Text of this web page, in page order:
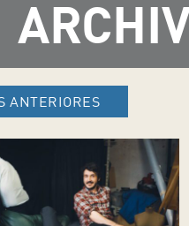
ANTERIORES